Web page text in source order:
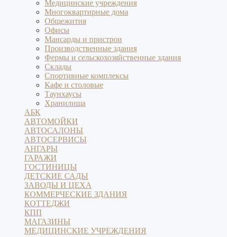
Медицинские учреждения
Многоквартирные дома
Общежития
Офисы
Мансарды и пристрои
Производственные здания
Фермы и сельскохозяйственные здания
Склады
Спортивные комплексы
Кафе и столовые
Таунхаусы
Хранилища
АБК
АВТОМОЙКИ
АВТОСАЛОНЫ
АВТОСЕРВИСЫ
АНГАРЫ
ГАРАЖИ
ГОСТИНИЦЫ
ДЕТСКИЕ САДЫ
ЗАВОДЫ И ЦЕХА
КОММЕРЧЕСКИЕ ЗДАНИЯ
КОТТЕДЖИ
КПП
МАГАЗИНЫ
МЕДИЦИНСКИЕ УЧРЕЖДЕНИЯ